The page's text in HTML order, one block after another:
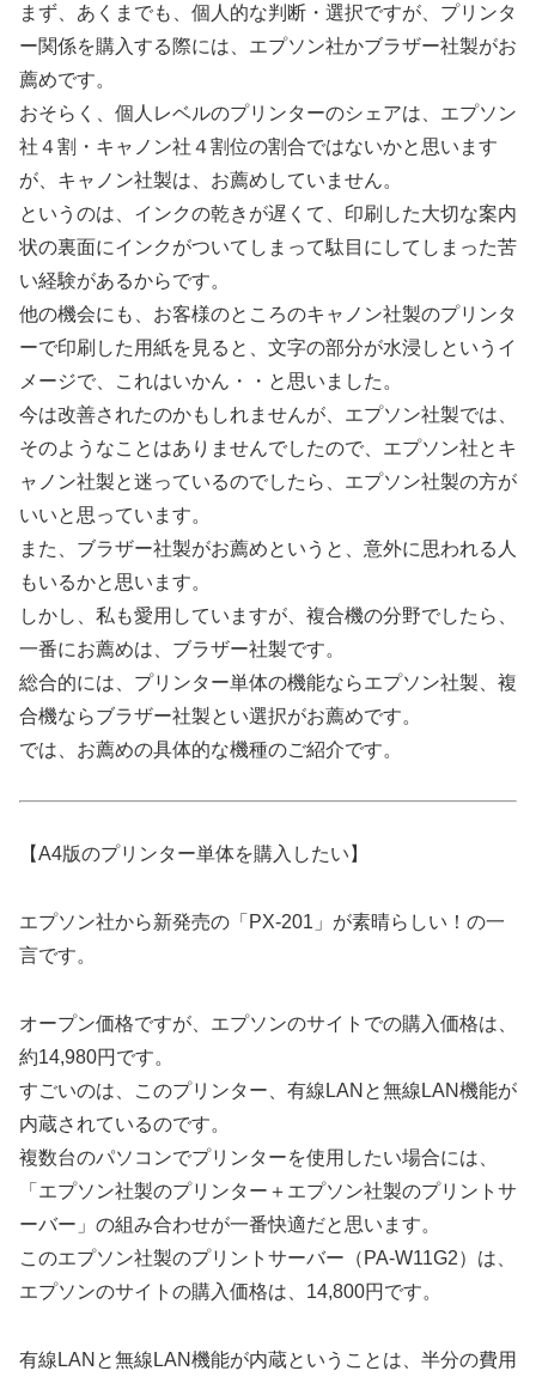
まず、あくまでも、個人的な判断・選択ですが、プリンタ
ー関係を購入する際には、エプソン社かブラザー社製がお
薦めです。
おそらく、個人レベルのプリンターのシェアは、エプソン
社４割・キャノン社４割位の割合ではないかと思います
が、キャノン社製は、お薦めしていません。
というのは、インクの乾きが遅くて、印刷した大切な案内
状の裏面にインクがついてしまって駄目にしてしまった苦
い経験があるからです。
他の機会にも、お客様のところのキャノン社製のプリンタ
ーで印刷した用紙を見ると、文字の部分が水浸しというイ
メージで、これはいかん・・と思いました。
今は改善されたのかもしれませんが、エプソン社製では、
そのようなことはありませんでしたので、エプソン社とキ
ャノン社製と迷っているのでしたら、エプソン社製の方が
いいと思っています。
また、ブラザー社製がお薦めというと、意外に思われる人
もいるかと思います。
しかし、私も愛用していますが、複合機の分野でしたら、
一番にお薦めは、ブラザー社製です。
総合的には、プリンター単体の機能ならエプソン社製、複
合機ならブラザー社製とい選択がお薦めです。
では、お薦めの具体的な機種のご紹介です。
【A4版のプリンター単体を購入したい】
エプソン社から新発売の「PX-201」が素晴らしい！の一
言です。
オープン価格ですが、エプソンのサイトでの購入価格は、
約14,980円です。
すごいのは、このプリンター、有線LANと無線LAN機能が
内蔵されているのです。
複数台のパソコンでプリンターを使用したい場合には、
「エプソン社製のプリンター＋エプソン社製のプリントサ
ーバー」の組み合わせが一番快適だと思います。
このエプソン社製のプリントサーバー（PA-W11G2）は、
エプソンのサイトの購入価格は、14,800円です。
有線LANと無線LAN機能が内蔵ということは、半分の費用